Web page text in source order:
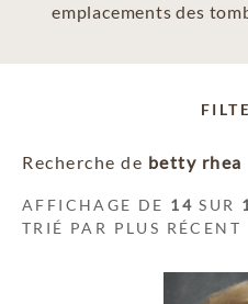
emplacements des
Recherche de betty rhea
AFFICHAGE DE 14 SUR
TRIÉ PAR PLUS RÉCENT